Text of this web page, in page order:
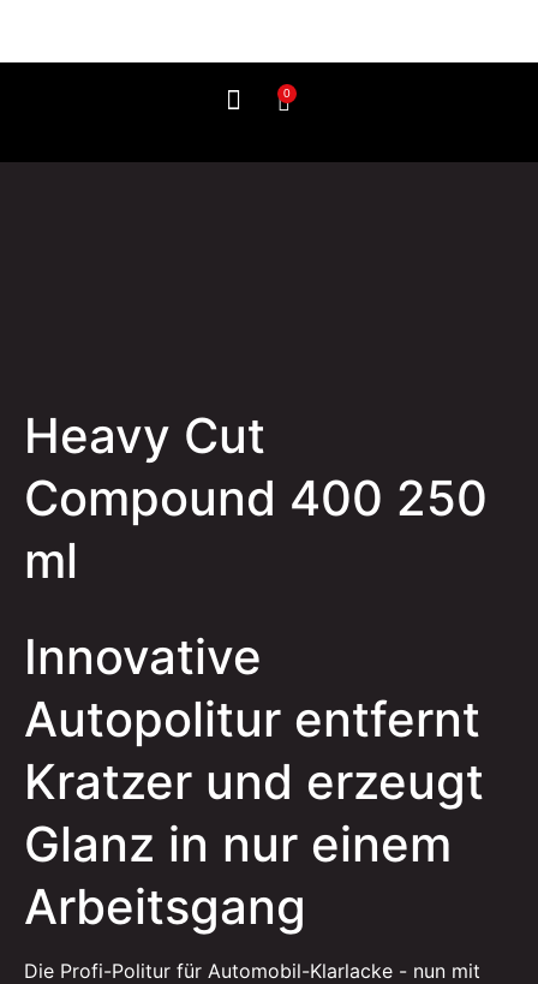
0
Heavy Cut
Compound 400 250
ml
Innovative
Autopolitur entfernt
Kratzer und erzeugt
Glanz in nur einem
Arbeitsgang
Die Profi-Politur für Automobil-Klarlacke - nun mit